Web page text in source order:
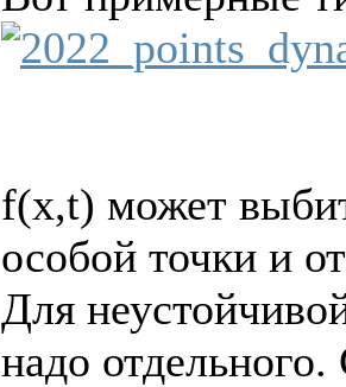
f(x,t) может
особой точки и
Для
надо